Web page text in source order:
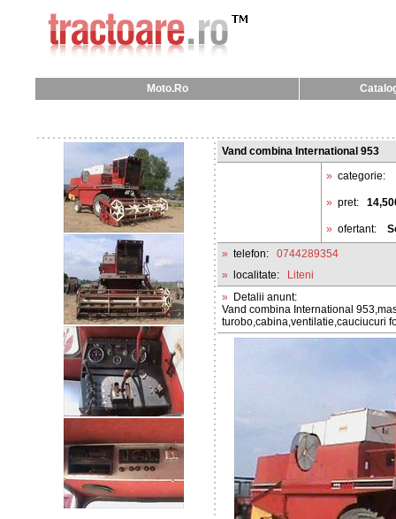
Moto.Ro
Vand combina International 953
» categorie:
» pret:
» ofertant:
» telefon:
0744289354
»
localitate:
Liteni
»
Detalii anunt:
Vand combina International
turobo,cabina,ventilatie,cauciucuri